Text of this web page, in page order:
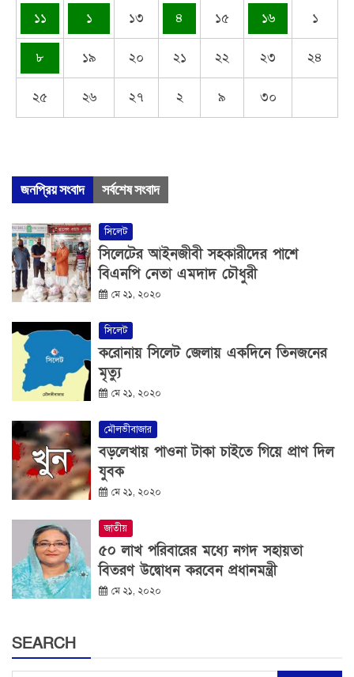
১১ ১ ১৩ ৪ ১৫ ১৬ ১
৮ ১৯ ২০ ২১ ২২ ২৩ ২৪
২৫ ২৬ ২৭ ২ ৯ ৩০
জনপ্রিয় সংবাদ সর্বশেষ সংবাদ
সিলেট
সিলেটের আইনজীবী সহকারীদের পাশে
বিএনপি নেতা এমদাদ চৌধুরী
মে ২১, ২০২০
সিলেট
করোনায় সিলেট জেলায় একদিনে তিনজনের
মৃত্যু
মে ২১, ২০২০
মৌলভীবাজার
বড়লেখায় পাওনা টাকা চাইতে গিয়ে প্রাণ দিল
যুবক
মে ২১, ২০২০
জাতীয়
৫০ লাখ পরিবারের মধ্যে নগদ সহায়তা
বিতরণ উদ্বোধন করবেন প্রধানমন্ত্রী
মে ২১, ২০২০
SEARCH